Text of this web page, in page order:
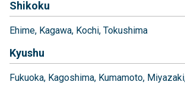
Shikoku
Ehime Kagawa Kochi Tokushima
Kyushu
Fukuoka Kagoshima Kumamoto Miyazaki